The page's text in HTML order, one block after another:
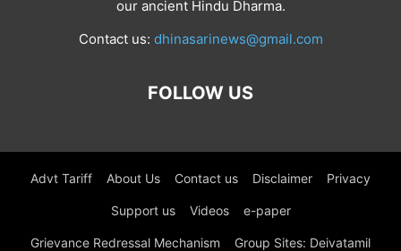
our ancient Hindu Dharma.
Contact us: dhinasarinews@gmail.com
FOLLOW US
Advt Tariff About Us Contact us Disclaimer Privacy
Support us Videos e-paper
Grievance Redressal Mechanism Group Sites: Deivatamil